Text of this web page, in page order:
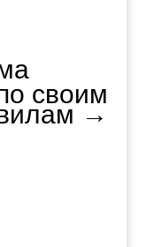
своим
→